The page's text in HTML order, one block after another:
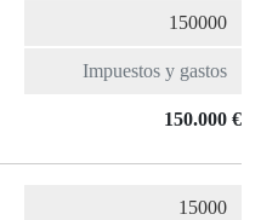
150.000 €